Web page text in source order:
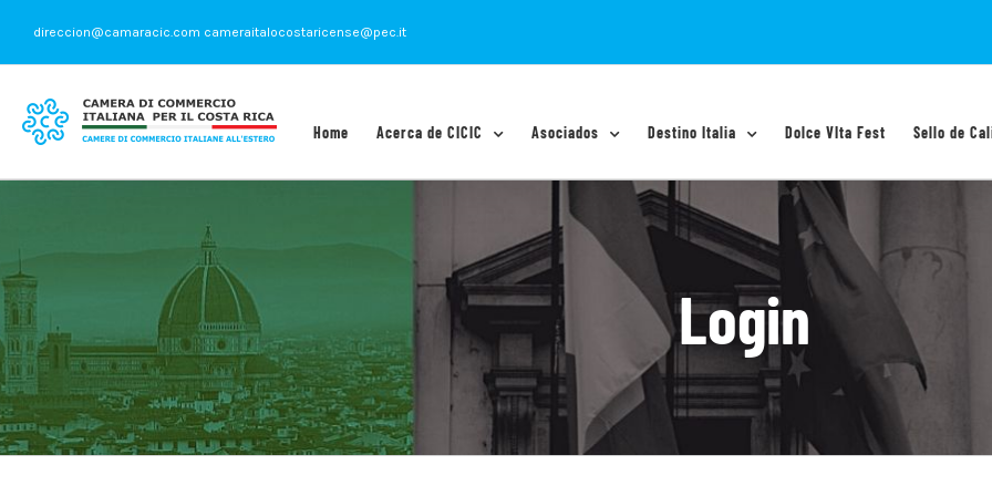
contenido
direccion@camaracic.com cameraitalocostaricense@pec.it
Home Acerca de CICIC Asociados Destino Italia Dolce VIta Fest Sello de
Login